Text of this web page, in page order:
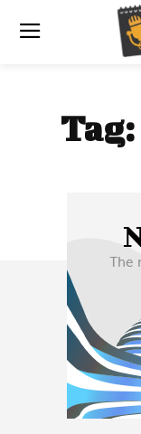
Tag: